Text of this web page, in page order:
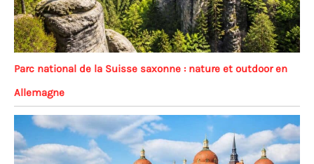
Parc national de la Suisse saxonne : nature et outdoor en
Allemagne